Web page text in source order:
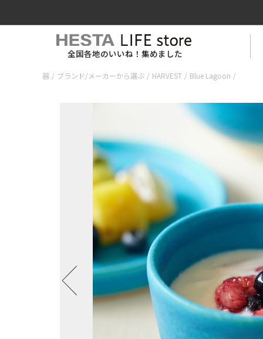
全国各地のいいね！集めました
器 / ブランド/メーカーから選ぶ / HARVEST / Blue Lagoon /